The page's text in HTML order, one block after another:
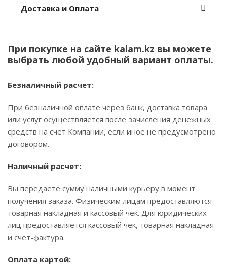
Доставка и Оплата
При покупке на сайте kalam.kz вы можете
выбрать любой удобный вариант оплаты.
Безналичный расчет:
При безналичной оплате через банк, доставка товара
или услуг осуществляется после зачисления денежных
средств на счет Компании, если иное не предусмотрено
договором.
Наличный расчет:
Вы передаете сумму наличными курьеру в момент
получения заказа. Физическим лицам предоставляются
товарная накладная и кассовый чек. Для юридических
лиц предоставляется кассовый чек, товарная накладная
и счет-фактура.
Оплата картой: